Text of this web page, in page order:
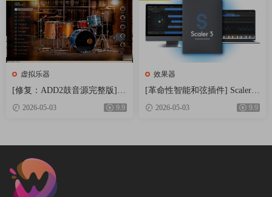
虚拟乐器
[修复：ADD2鼓音源完整版] X
LN Audio Addictive Drums 2 C
omplete v2.9.0.4 FIXED ONLY-
2026-05-03 9.9
效果器
[革命性智能和弦插件] Scaler
Music Scaler 3 v3.2.2 Regged-H
CiSO [MacOSX]（1.45GB）
2026-05-03 9.9